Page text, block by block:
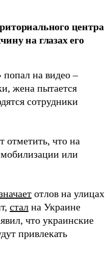
центра
на глазах его
на видео –
жена пытается
сотрудники
отметить, что на
или
отлов на улицах
стал на Украине
что украинские
привлекать